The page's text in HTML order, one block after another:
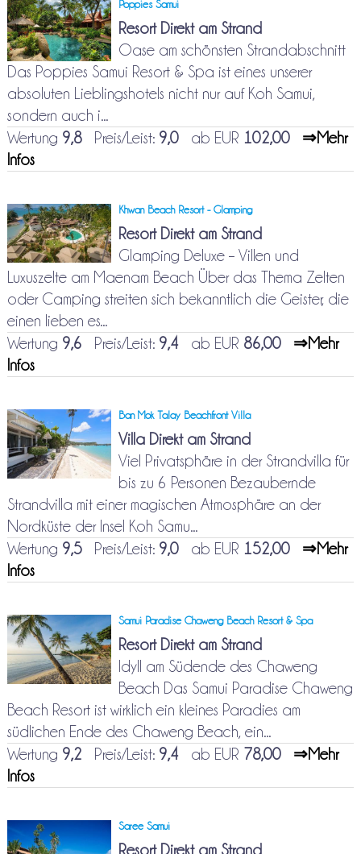
Poppies Samui
Resort Direkt am Strand
Oase am schönsten Strandabschnitt
Das Poppies Samui Resort & Spa ist eines unserer
absoluten Lieblingshotels nicht nur auf Koh Samui,
sondern auch i...
Wertung 9,8Preis/Leist: 9,0ab EUR 102,00
⇒Mehr
Infos
Khwan Beach Resort - Glamping
Resort Direkt am Strand
Glamping Deluxe – Villen und
Luxuszelte am Maenam Beach Über das Thema Zelten
oder Camping streiten sich bekanntlich die Geister, die
einen lieben es...
Wertung 9,6 Preis/Leist: 9,4ab EUR 86,00
⇒Mehr
Infos
Ban Mok Talay Beachfront Villa
Villa Direkt am Strand
Viel Privatsphäre in der Strandvilla für
bis zu 6 Personen Bezaubernde
Strandvilla mit einer magischen Atmosphäre an der
Nordküste der Insel Koh Samu...
Wertung 9,5Preis/Leist: 9,0ab EUR 152,00
⇒Mehr
Infos
Samui Paradise Chaweng Beach Resort & Spa
Resort Direkt am Strand
Idyll am Südende des Chaweng
Beach Das Samui Paradise Chaweng
Beach Resort ist wirklich ein kleines Paradies am
südlichen Ende des Chaweng Beach, ein...
Wertung 9,2 Preis/Leist: 9,4ab EUR 78,00
⇒Mehr
Infos
Saree Samui
Resort Direkt am Strand